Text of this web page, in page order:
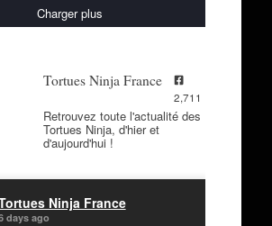
Charger plus
Tortues Ninja France
2,711
Retrouvez toute l'actualité des
Tortues Ninja, d'hier et
d'aujourd'hui !
Ninja France
days ago